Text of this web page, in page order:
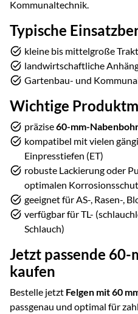
Kommunaltechnik.
Typische
kleine bis mittelgroße
landwirtschaftliche
Gartenbau- und
Wichtige
präzise60-mm-
kompatibel mit vielen
Einpresstiefen (ET)
robuste Lackierung oder
optimalen
geeignet für AS-, Rasen-,
verfügbar für TL-
Schlauch)
Jetzt passende
kaufen
Bestelle jetzt Felgen mit 60
passgenau und optimal für